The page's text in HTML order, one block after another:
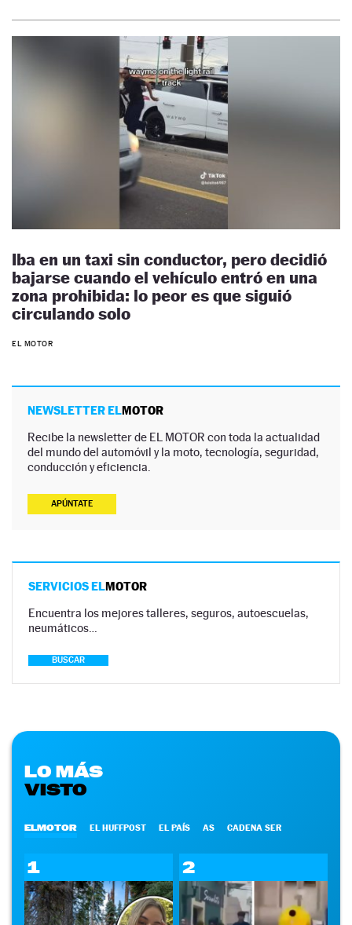
Iba en un taxi sin conductor, pero decidió
bajarse cuando el vehículo entró en una
zona prohibida: lo peor es que siguió
circulando solo
EL MOTOR
NEWSLETTER ELMOTOR
Recibe la newsletter de EL MOTOR con toda la actualidad
del mundo del automóvil y la moto, tecnología, seguridad,
conducción y eficiencia.
APÚNTATE
SERVICIOS ELMOTOR
Encuentra los mejores talleres, seguros, autoescuelas,
neumáticos…
BUSCAR
LO MÁS
VISTO
ELMOTOR EL HUFFPOST EL PAÍS AS CADENA SER
1 2